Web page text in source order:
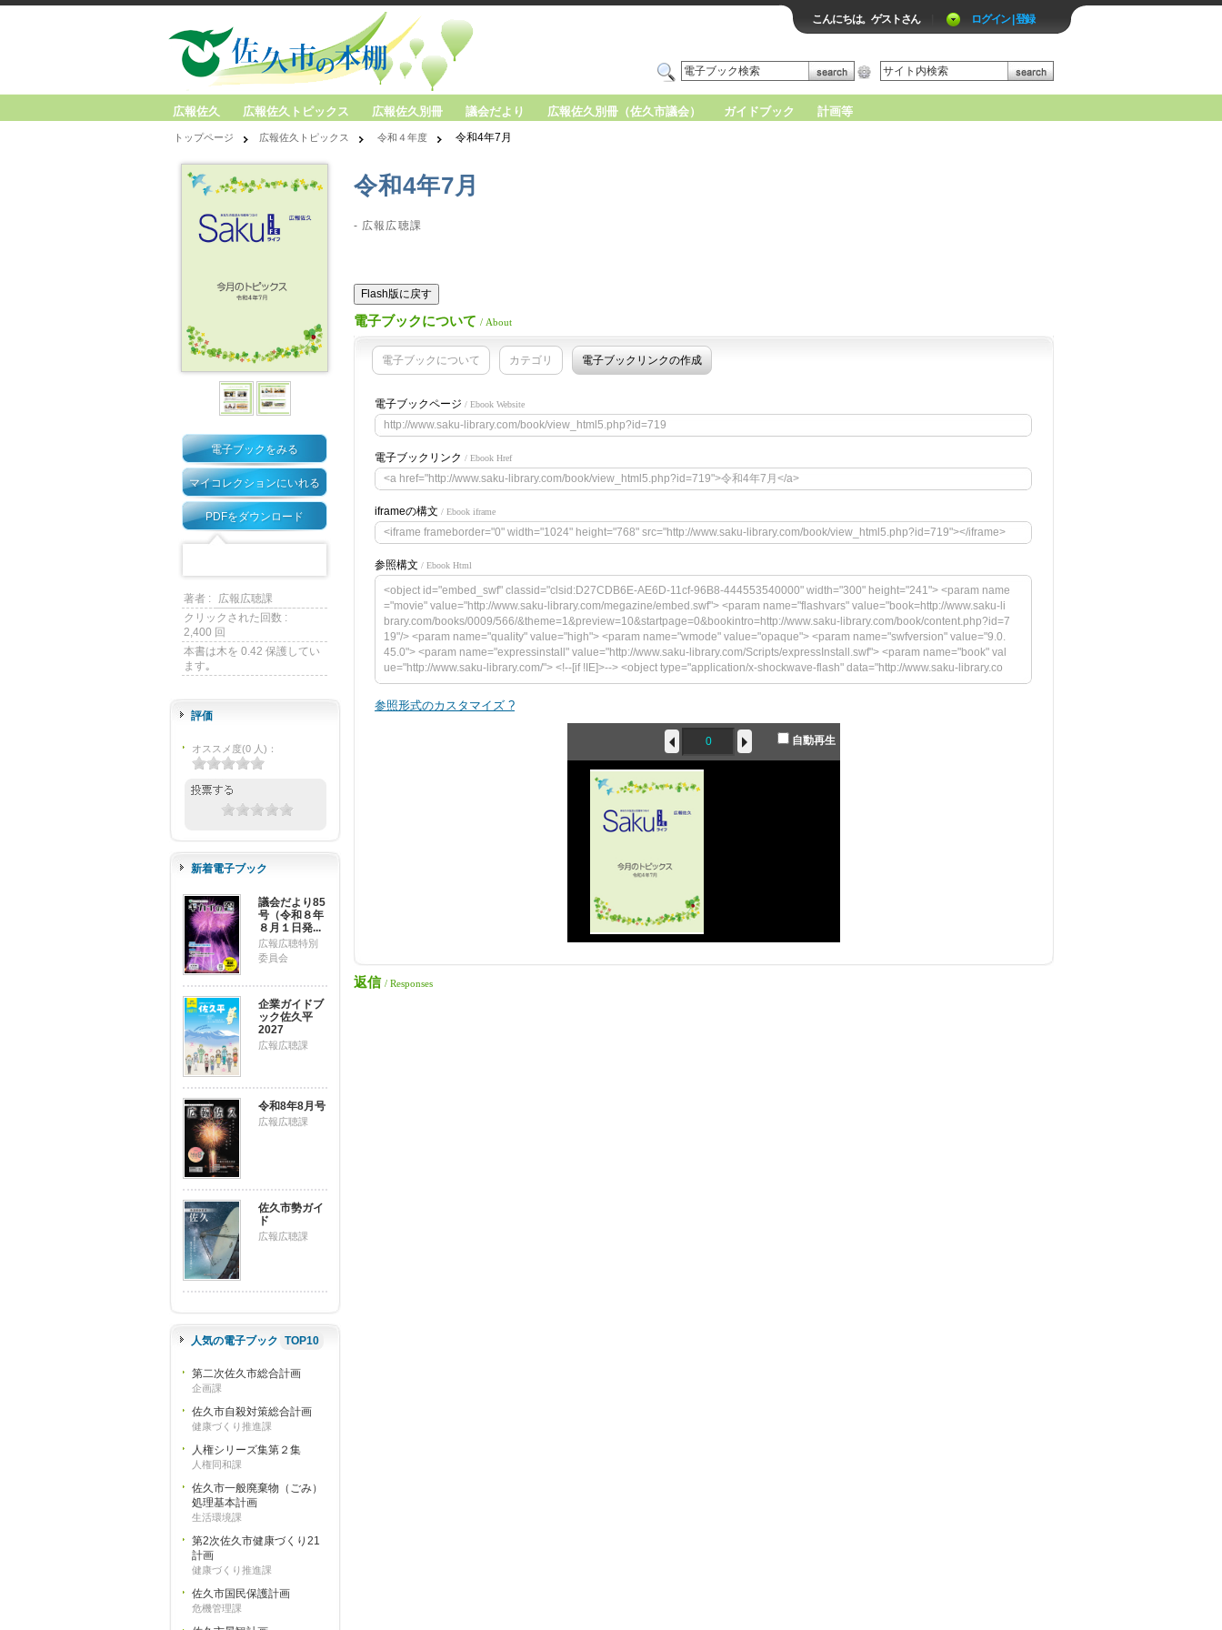
こんにちは。ゲストさん ログイン | 登録
広報佐久 広報佐久トピックス 広報佐久別冊 議会だより 広報佐久別冊（佐久市議会） ガイドブック 計画等
トップページ 広報佐久トピックス 令和４年度 令和4年7月
電子ブックをみる
マイコレクションにいれる
PDFをダウンロード
著者 :
広報広聴課
クリックされた回数 :
2,400 回
本書は木を 0.42 保護してい
ます｡
評価
オススメ度(0人) ：
新着電子ブック
議会だより85
号（令和８年
８月１日発...
広報広聴特別
委員会
企業ガイドブ
ック佐久平
2027
広報広聴課
令和8年8月号
広報広聴課
佐久市勢ガイ
ド
広報広聴課
人気の電子ブック TOP10
第二次佐久市総合計画
企画課
佐久市自殺対策総合計画
健康づくり推進課
人権シリーズ集第２集
人権同和課
佐久市一般廃棄物（ごみ）
処理基本計画
生活環境課
第2次佐久市健康づくり21
計画
健康づくり推進課
佐久市国民保護計画
危機管理課
令和4年7月
- 広報広聴課
Flash版に戻す
電子ブックについて / About
電子ブックについて カテゴリ 電子ブックリンクの作成
電子ブックページ / Ebook Website
http://www.saku-library.com/book/view_html5.php?id=719
電子ブックリンク / Ebook Href
<a href="http://www.saku-library.com/book/view_html5.php?id=719">令和4年7月</a>
iframeの構文 / Ebook iframe
<iframe frameborder="0" width="1024" height="768" src="http://www.saku-library.com/book/view_html5.php?id=719"></iframe>
参照構文 / Ebook Html
<object id="embed_swf" classid="clsid:D27CDB6E-AE6D-11cf-96B8-444553540000" width="300" height="241"> <param name
="movie" value="http://www.saku-library.com/megazine/embed.swf"> <param name="flashvars" value="book=http://www.saku-li
brary.com/books/0009/566/&theme=1&preview=10&startpage=0&bookintro=http://www.saku-library.com/book/content.php?id=7
19"/> <param name="quality" value="high"> <param name="wmode" value="opaque"> <param name="swfversion" value="9.0.
45.0"> <param name="expressinstall" value="http://www.saku-library.com/Scripts/expressInstall.swf"> <param name="book" val
ue="http://www.saku-library.com/"> <!--[if !IE]>--> <object type="application/x-shockwave-flash" data="http://www.saku-library.co
m/megazine/embed.swf" width="300" height="241"> <!--<![endif]--> <param name="quality" value="high"> <param name="flash
vars" value="book=http://www.saku-library.com/books/0009/566/&theme=1&preview=10&startpage=0&bookintro=http://www.sak
u-library.com/book/content.php?id=719"/> <param name="wmode" value="opaque"> <param name="swfversion" value="9.0.45.
0"> <param name="expressinstall" value="http://www.saku-library.com/Scripts/expressInstall.swf"> <param name="book" value
="http://www.saku-library.com/"> <div> <h4>このコンテンツの表示には、Adobe Flash Playerの最新バージョンが必要です。</h
4> <p><a href="http://www.adobe.com/go/getflashplayer"><img src="http://www.adobe.com/images/shared/download_buttons/g
et_flash_player.gif" alt=" Adobe Flash Playerを取得" width="112" height="33" /></a></p> </div> <!--[if !IE]>--> </object> <!--<![end
参照形式のカスタマイズ ?
自動再生
返信 / Responses